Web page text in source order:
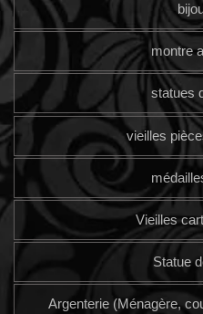
montre
statues
vieilles
Vieilles
Statue
Argenterie (Ménagère,